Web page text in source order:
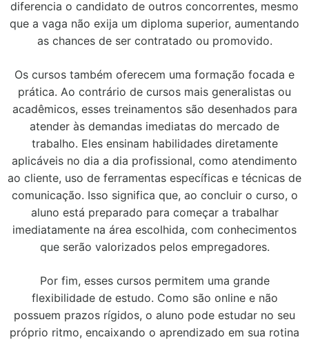
diferencia o candidato de outros concorrentes, mesmo
que a vaga não exija um diploma superior, aumentando
as chances de ser contratado ou promovido.
Os cursos também oferecem uma formação focada e
prática. Ao contrário de cursos mais generalistas ou
acadêmicos, esses treinamentos são desenhados para
atender às demandas imediatas do mercado de
trabalho. Eles ensinam habilidades diretamente
aplicáveis no dia a dia profissional, como atendimento
ao cliente, uso de ferramentas específicas e técnicas de
comunicação. Isso significa que, ao concluir o curso, o
aluno está preparado para começar a trabalhar
imediatamente na área escolhida, com conhecimentos
que serão valorizados pelos empregadores.
Por fim, esses cursos permitem uma grande
flexibilidade de estudo. Como são online e não
possuem prazos rígidos, o aluno pode estudar no seu
próprio ritmo, encaixando o aprendizado em sua rotina